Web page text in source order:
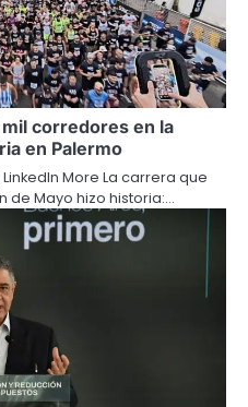
mil corredores en la
en Palermo
More La carrera que
de Mayo hizo historia:…